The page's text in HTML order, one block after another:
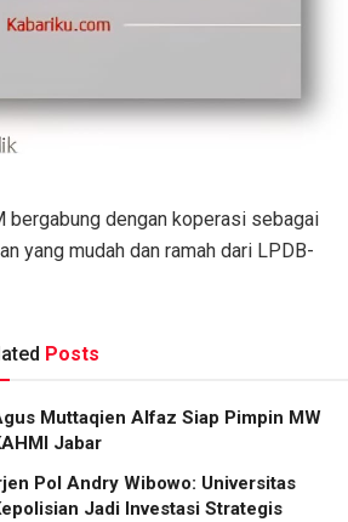
bergabung dengan koperasi sebagai
yang mudah dan ramah dari LPDB-
Posts
Muttaqien Alfaz Siap Pimpin MW
Jabar
Pol Andry Wibowo: Universitas
Jadi Investasi Strategis